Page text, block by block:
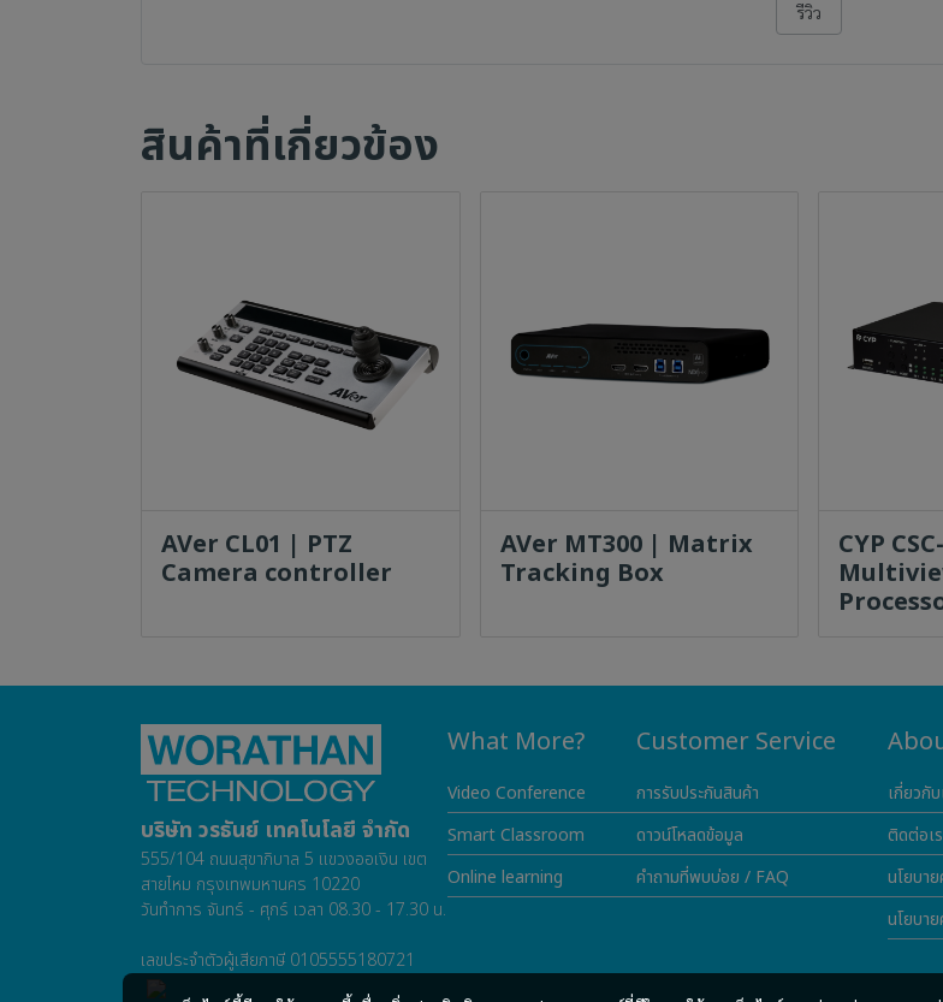
รีวิว
สินค้าที่เกี่ยวข้อง
AVer CL01 | PTZ
Camera controller
AVer MT300 | Matrix
Tracking Box
CYP
บริษัท วรธันย์ เทคโนโลยี จำกัด
555/104 ถนนสุขาภิบาล 5 แขวงออเงิน เขต
สายไหม กรุงเทพมหานคร 10220
วันทำการ จันทร์ - ศุกร์ เวลา 08.30 - 17.30 น.
เลขประจำตัวผู้เสียภาษี 0105555180721
What More?
Video Conference
Smart Classroom
Online learning
Customer Service
การรับประกันสินค้า
ดาวน์โหลดข้อมูล
คำถามที่พบบ่อย / FAQ
เกี่ยวกับ
ติดต่อเ
นโยบา
นโยบา